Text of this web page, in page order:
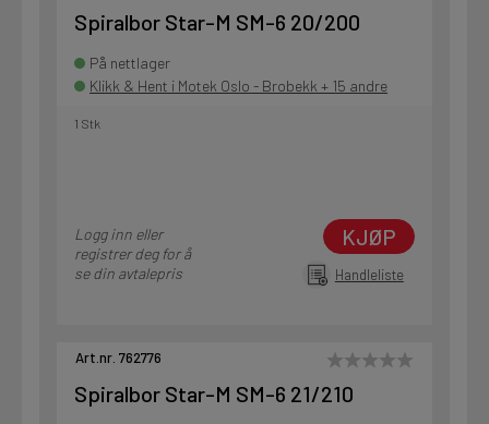
Spiralbor Star-M SM-6 20/200
På nettlager
Klikk & Hent i Motek Oslo - Brobekk + 15 andre
1 Stk
Logg inn eller
registrer deg for å
se din avtalepris
KJØP
Handleliste
Art.nr. 762776
Spiralbor Star-M SM-6 21/210